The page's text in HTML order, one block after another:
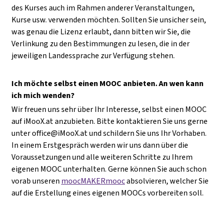
des Kurses auch im Rahmen anderer Veranstaltungen,
Kurse usw. verwenden möchten. Sollten Sie unsicher sein,
was genau die Lizenz erlaubt, dann bitten wir Sie, die
Verlinkung zu den Bestimmungen zu lesen, die in der
jeweiligen Landessprache zur Verfügung stehen.
Ich möchte selbst einen MOOC anbieten. An wen kann
ich mich wenden?
Wir freuen uns sehr über Ihr Interesse, selbst einen MOOC
auf iMooX.at anzubieten. Bitte kontaktieren Sie uns gerne
unteroffice@iMooX.atund schildern Sie uns Ihr Vorhaben.
In einem Erstgespräch werden wir uns dann über die
Voraussetzungen und alle weiteren Schritte zu Ihrem
eigenen MOOC unterhalten. Gerne können Sie auch schon
vorab unseren moocMAKERmoocabsolvieren, welcher Sie
auf die Erstellung eines eigenen MOOCs vorbereiten soll.